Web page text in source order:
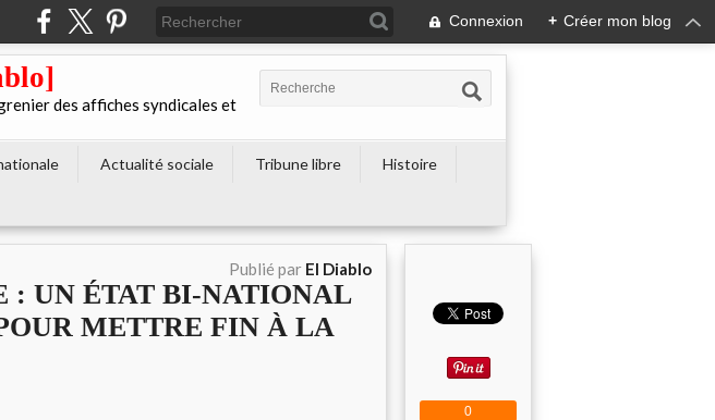
Connexion + Créer mon blog
des affiches syndicales et
Actualité sociale Tribune libre
Histoire
Publié par El Diablo
: UN ÉTAT BI-NATIONAL
METTRE FIN À LA
0